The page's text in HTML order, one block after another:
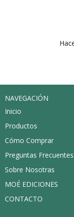
NAVEGACIÓN
Inicio
Productos
Cómo Comprar
Preguntas Frecuentes
Sobre Nosotras
MOÉ EDICIONES
CONTACTO